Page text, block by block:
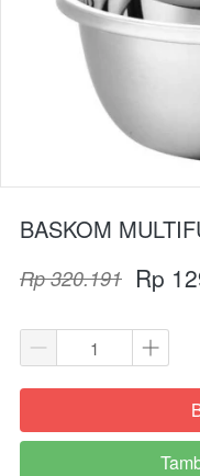
BASKOM
Rp 320.191 Rp
`
`